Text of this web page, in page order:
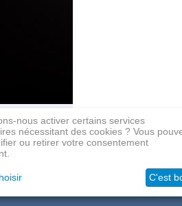
jeux
Paiement
Programme
Contacts
nous activer certains services
nécessitant des cookies ? Vous
ou retirer votre consentement
C'est